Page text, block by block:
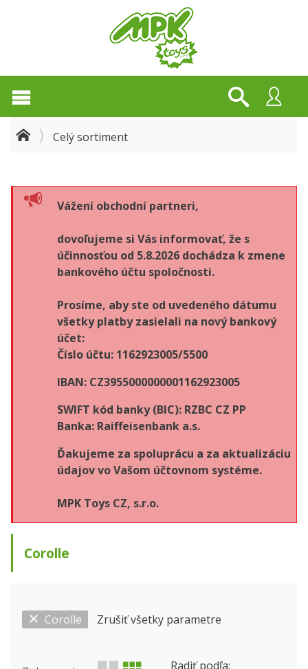
Celý sortiment
Vážení obchodní partneri,
dovoľujeme si Vás informovať, že s
účinnosťou od 5.8.2026 dochádza k zmene
bankového účtu spoločnosti.
Prosíme, aby ste od uvedeného dátumu
všetky platby zasielali na nový bankový
účet:
Číslo účtu: 1162923005/5500
IBAN: CZ3955000000001162923005
SWIFT kód banky (BIC): RZBC CZ PP
Banka: Raiffeisenbank a.s.
Ďakujeme za spoluprácu a za aktualizáciu
údajov vo Vašom účtovnom systéme.
MPK Toys CZ, s.r.o.
Corolle
Zobraziť len ... Výrobca
Status
Corolle Zrušiť všetky parametre
Radiť podľa: